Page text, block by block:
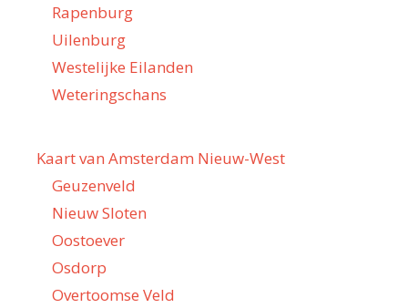
Rapenburg
Uilenburg
Westelijke Eilanden
Weteringschans
Kaart van Amsterdam Nieuw-West
Geuzenveld
Nieuw Sloten
Oostoever
Osdorp
Overtoomse Veld